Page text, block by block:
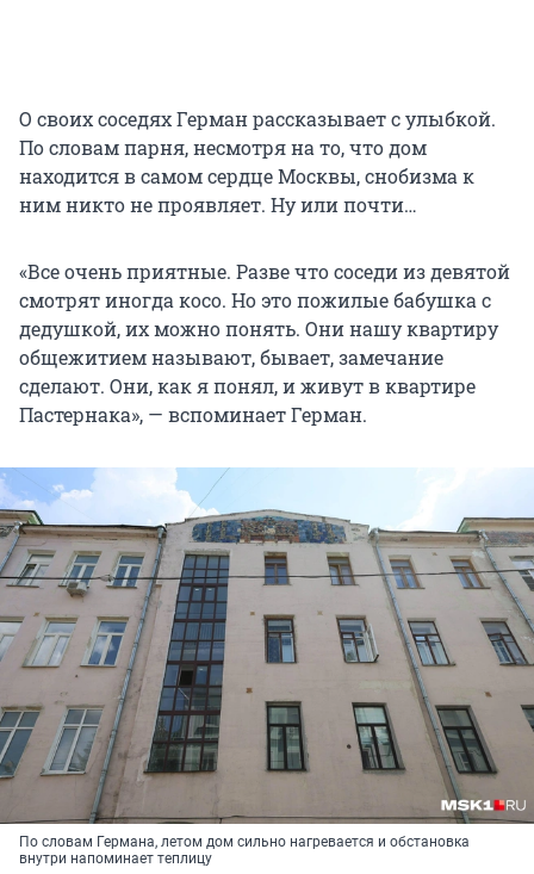
О своих соседях Герман рассказывает с улыбкой.
По словам парня, несмотря на то, что дом
находится в самом сердце Москвы, снобизма к
ним никто не проявляет. Ну или почти…
«Все очень приятные. Разве что соседи из девятой
смотрят иногда косо. Но это пожилые бабушка с
дедушкой, их можно понять. Они нашу квартиру
общежитием называют, бывает, замечание
сделают. Они, как я понял, и живут в квартире
Пастернака», — вспоминает Герман.
По словам Германа, летом дом сильно нагревается и обстановка
внутри напоминает теплицу